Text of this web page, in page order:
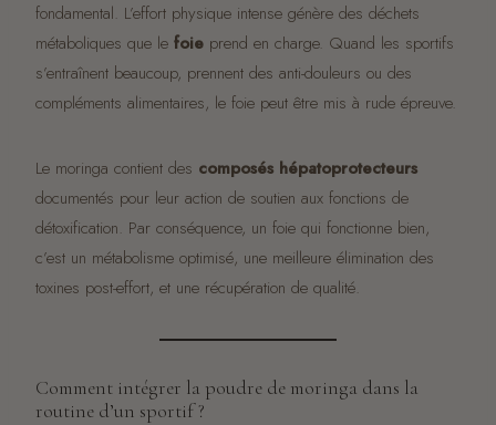
fondamental. L’effort physique intense génère des déchets
métaboliques que le foie prend en charge. Quand les sportifs
s’entraînent beaucoup, prennent des anti-douleurs ou des
compléments alimentaires, le foie peut être mis à rude épreuve.
Le moringa contient des composés hépatoprotecteurs
documentés pour leur action de soutien aux fonctions de
détoxification. Par conséquence, un foie qui fonctionne bien,
c’est un métabolisme optimisé, une meilleure élimination des
toxines post-effort, et une récupération de qualité.
Comment intégrer la poudre de moringa dans la
routine d’un sportif ?